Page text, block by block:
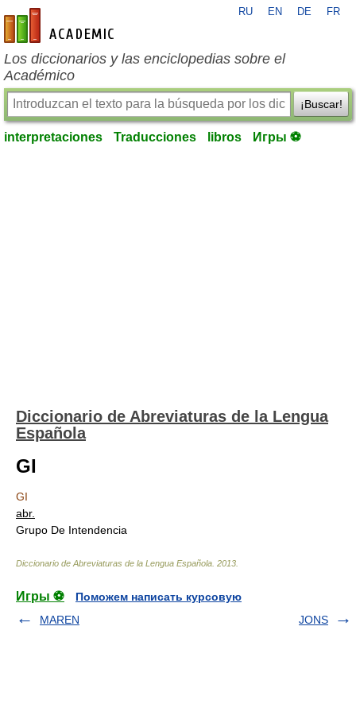
es-academic.com
RU EN DE FR
Los diccionarios y las enciclopedias sobre el
Académico
¡Buscar!
interpretaciones Traducciones libros Игры ⚽
Diccionario de Abreviaturas de la Lengua
Española
GI
GI
abr.
Grupo De Intendencia
Diccionario de Abreviaturas de la Lengua Española 2013
Игры ⚽
Поможем написать курсовую
MAREN
JONS